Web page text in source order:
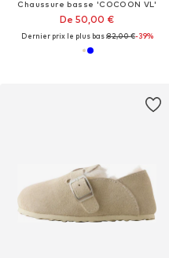
Chaussure basse 'COCOON VL'
De 50,00 €
Dernier prix le plus bas :82,00 €-39%